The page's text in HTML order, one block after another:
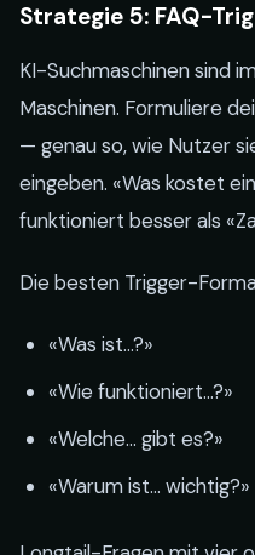
Strategie 5: FAQ-
KI-Suchmaschinen sind
Maschinen. Formuliere
— genau so, wie Nutzer
eingeben. «Was kostet
funktioniert besser als
Die besten Trigger-
«Was ist…?»
«Wie funktioniert…?»
«Welche… gibt es?»
«Warum ist… wichtig?»